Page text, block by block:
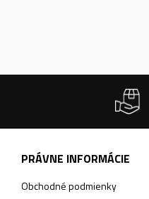
PRÁVNE INFORMÁCIE
Obchodné podmienky